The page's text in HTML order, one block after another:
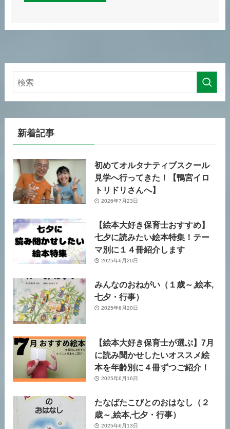
新着記事
初めてオルタナティブスクール
見学へ行ってきた！【鴨宮イロ
トリドリさんへ】
2026年7月23日
【絵本大好き保育士おすすめ】
七夕に読みたい絵本特集！テー
マ別に１４冊紹介します
2025年6月20日
みんなのおねがい（１歳～,絵本,
七夕・行事）
2025年6月20日
【絵本大好き保育士が選ぶ】7月
に読み聞かせしたいオススメ絵
本を年齢別に４冊ずつご紹介！
2025年6月16日
たなばたこびとのおはなし（２
歳～,絵本,七夕・行事）
2025年6月13日